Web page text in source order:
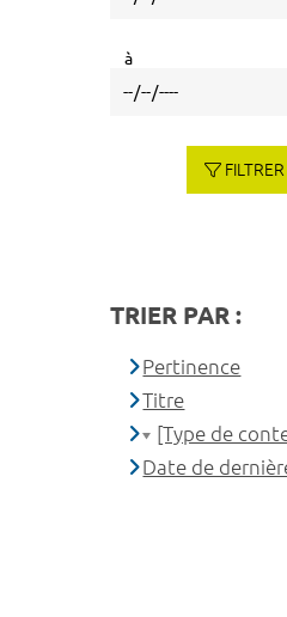
à
TRIER PAR :
Pertinence
Titre
[Type de
Date de